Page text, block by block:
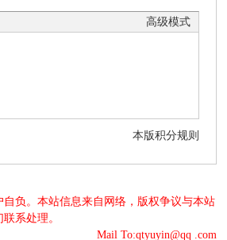
高级模式
本版积分规则
负。本站信息来自网络，版权争议与本站
系处理。
Mail To:qtyuyin@qq .com